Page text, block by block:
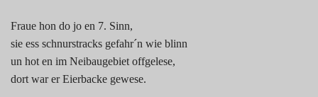
Fraue hon do jo en 7. Sinn,
sie ess schnurstracks gefahr´n wie blinn
un hot en im Neibaugebiet offgelese,
dort war er Eierbacke gewese.